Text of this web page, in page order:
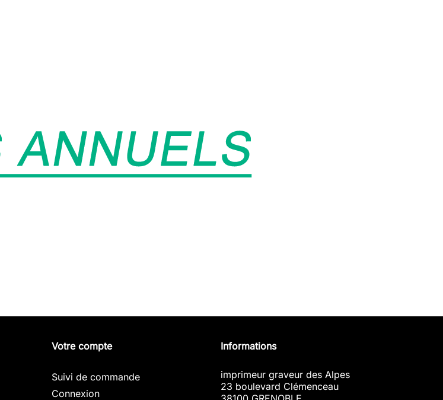
Votre compte
Suivi de commande
Connexion
Informations
imprimeur graveur des Alpes
23 boulevard Clémenceau